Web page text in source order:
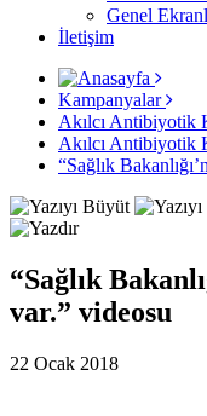
Genel
İletişim
Kampanyalar
Akılcı Antibiyotik
Akılcı Antibiyotik
“Sağlık
“Sağlık
var.” videosu
22 Ocak 2018